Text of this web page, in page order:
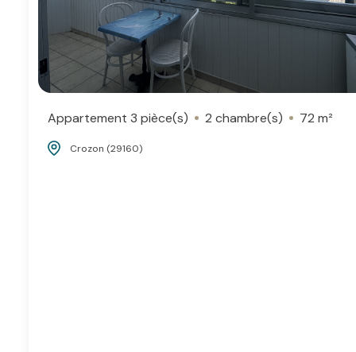
Appartement 3 pièce(s) 2 chambre(s) 72 m²
Crozon (29160)